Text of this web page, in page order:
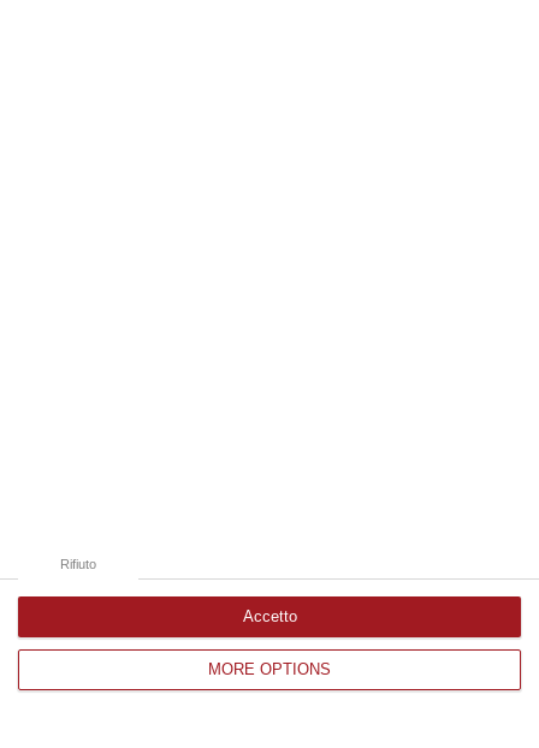
MORE OPTIONS
Rifiuto
Accetto
Corriere delle Calabria è una testata giornalistica di News&Com S.r.l